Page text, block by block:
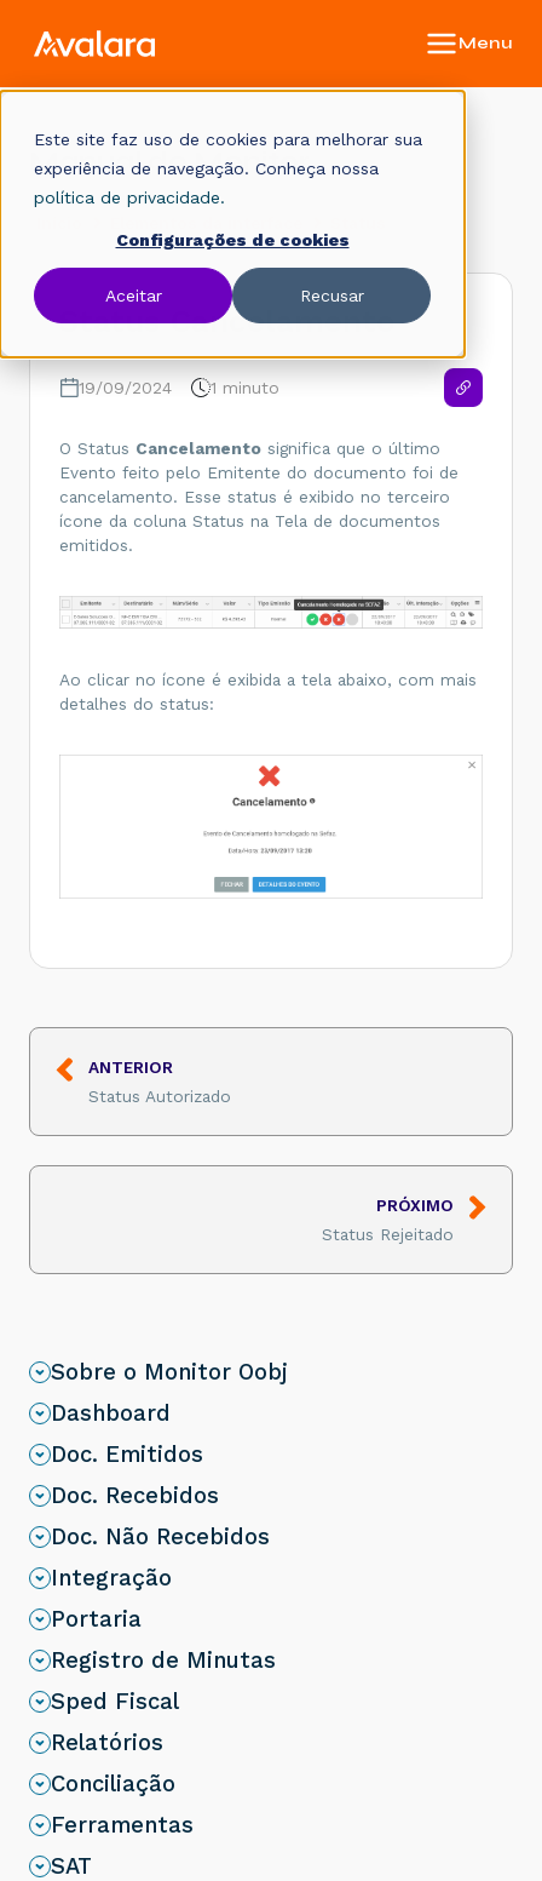
Este site faz uso de cookies para melhorar sua
experiência de navegação. Conheça nossa
política de privacidade.
Configurações de cookies
Aceitar Recusar
Manual do Monitor
Status Cancelamento
19/09/2024 1 minuto
O Status Cancelamento significa que o último
Evento feito pelo Emitente do documento foi de
cancelamento. Esse status é exibido no terceiro
ícone da coluna Status na Tela de documentos
emitidos.
Ao clicar no ícone é exibida a tela abaixo, com mais
detalhes do status:
ANTERIOR
Status Autorizado
PRÓXIMO
Status Rejeitado
Sobre o Monitor Oobj
Dashboard
Doc. Emitidos
Doc. Recebidos
Doc. Não Recebidos
Integração
Portaria
Registro de Minutas
Sped Fiscal
Relatórios
Conciliação
Ferramentas
SAT